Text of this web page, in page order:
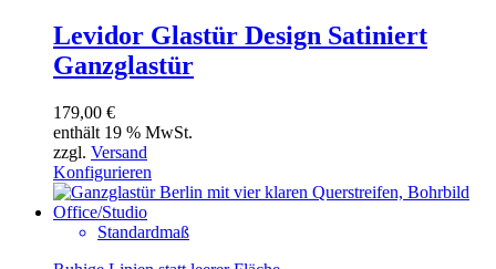
Levidor Glastür Design Satiniert
Ganzglastür
179,00 €
enthält 19 % MwSt.
zzgl. Versand
Konfigurieren
Standardmaß